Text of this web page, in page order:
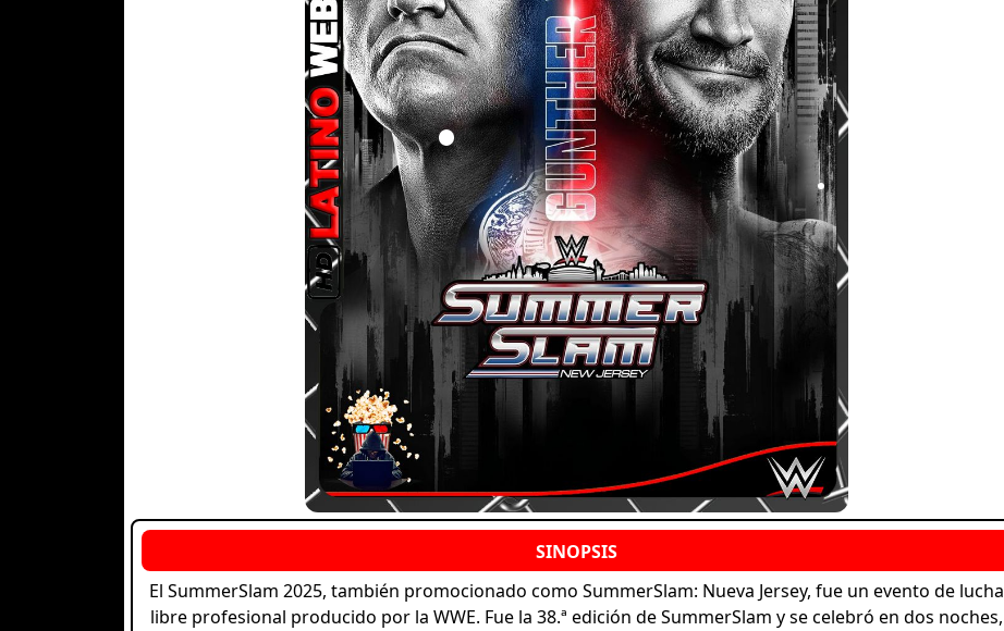
El SummerSlam 2025, también promocionado como SummerSlam: Nueva Jersey, fue un evento de lucha
libre profesional producido por la WWE. Fue la 38.ª edición de SummerSlam y se celebró en dos noches,